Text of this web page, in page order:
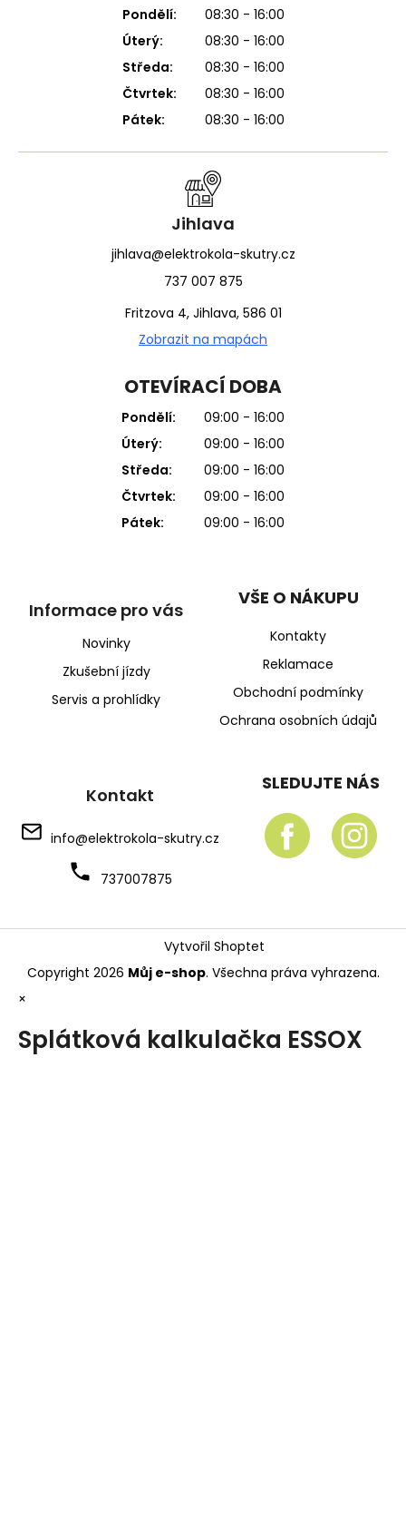
Pondělí:
08:30 - 16:00
Úterý:
08:30 - 16:00
Středa:
08:30 - 16:00
Čtvrtek:
08:30 - 16:00
Pátek:
08:30 - 16:00
Jihlava
jihlava@elektrokola-skutry.cz
737 007 875
Fritzova 4, Jihlava, 586 01
Zobrazit na mapách
OTEVÍRACÍ DOBA
Pondělí:
09:00 - 16:00
Úterý:
09:00 - 16:00
Středa:
09:00 - 16:00
Čtvrtek:
09:00 - 16:00
Pátek:
09:00 - 16:00
Informace pro vás
Novinky
Zkušební jízdy
Servis a prohlídky
VŠE O NÁKUPU
Kontakty
Reklamace
Obchodní podmínky
Ochrana osobních údajů
Kontakt
info@elektrokola-skutry.cz
737007875
SLEDUJTE NÁS
Vytvořil Shoptet
Copyright 2026 Můj e-shop. Všechna práva vyhrazena.
×
Splátková kalkulačka ESSOX